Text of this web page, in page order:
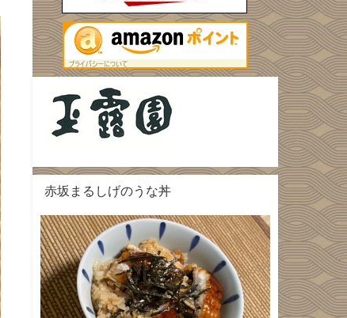
赤坂まるしげのうな丼